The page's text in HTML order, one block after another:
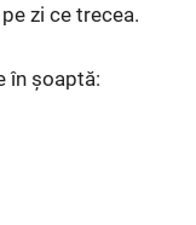
zi ce trecea.
în șoaptă: